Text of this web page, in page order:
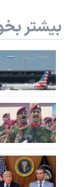
بیشتر